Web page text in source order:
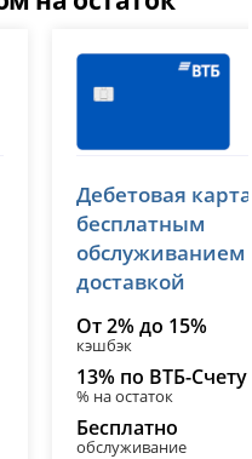
лицензия № 1000
Дебетовая
бесплатным
обслуживанием
доставкой
От 2% до 15%
кэшбэк
13% по ВТБ-Счету
% на остаток
Бесплатно
обслуживание